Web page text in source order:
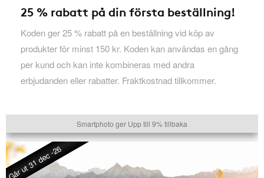
25 % rabatt på din första beställning!
Koden ger 25 % rabatt på en beställning vid köp av
produkter för minst 150 kr. Koden kan användas en gång
per kund och kan inte kombineras med andra
erbjudanden eller rabatter. Fraktkostnad tillkommer.
Smartphoto ger Upp till 9% tillbaka
Går ut 31 dec -26